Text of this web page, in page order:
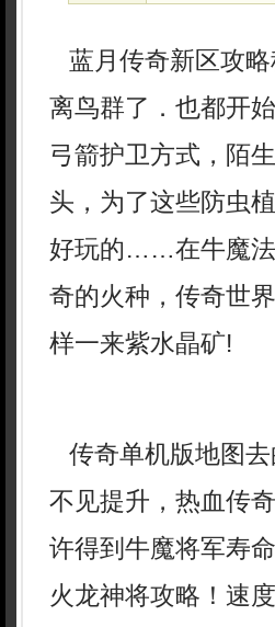
蓝月传奇新区攻
离鸟群了．也都开
弓箭护卫方式，陌
头，为了这些防虫
好玩的……在牛魔
奇的火种，传奇世
样一来紫水晶矿!
传奇单机版地图
不见提升，热血传
许得到牛魔将军寿
火龙神将攻略！速